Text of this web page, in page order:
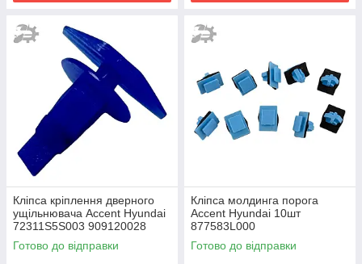
Кліпса кріплення дверного
ущільнювача Accent Hyundai
72311S5S003 909120028
909120023
Готово до відправки
Кліпса молдинга порога
Accent Hyundai 10шт
877583L000
Готово до відправки